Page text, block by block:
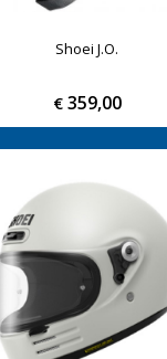
Shoei J.O.
€359,00